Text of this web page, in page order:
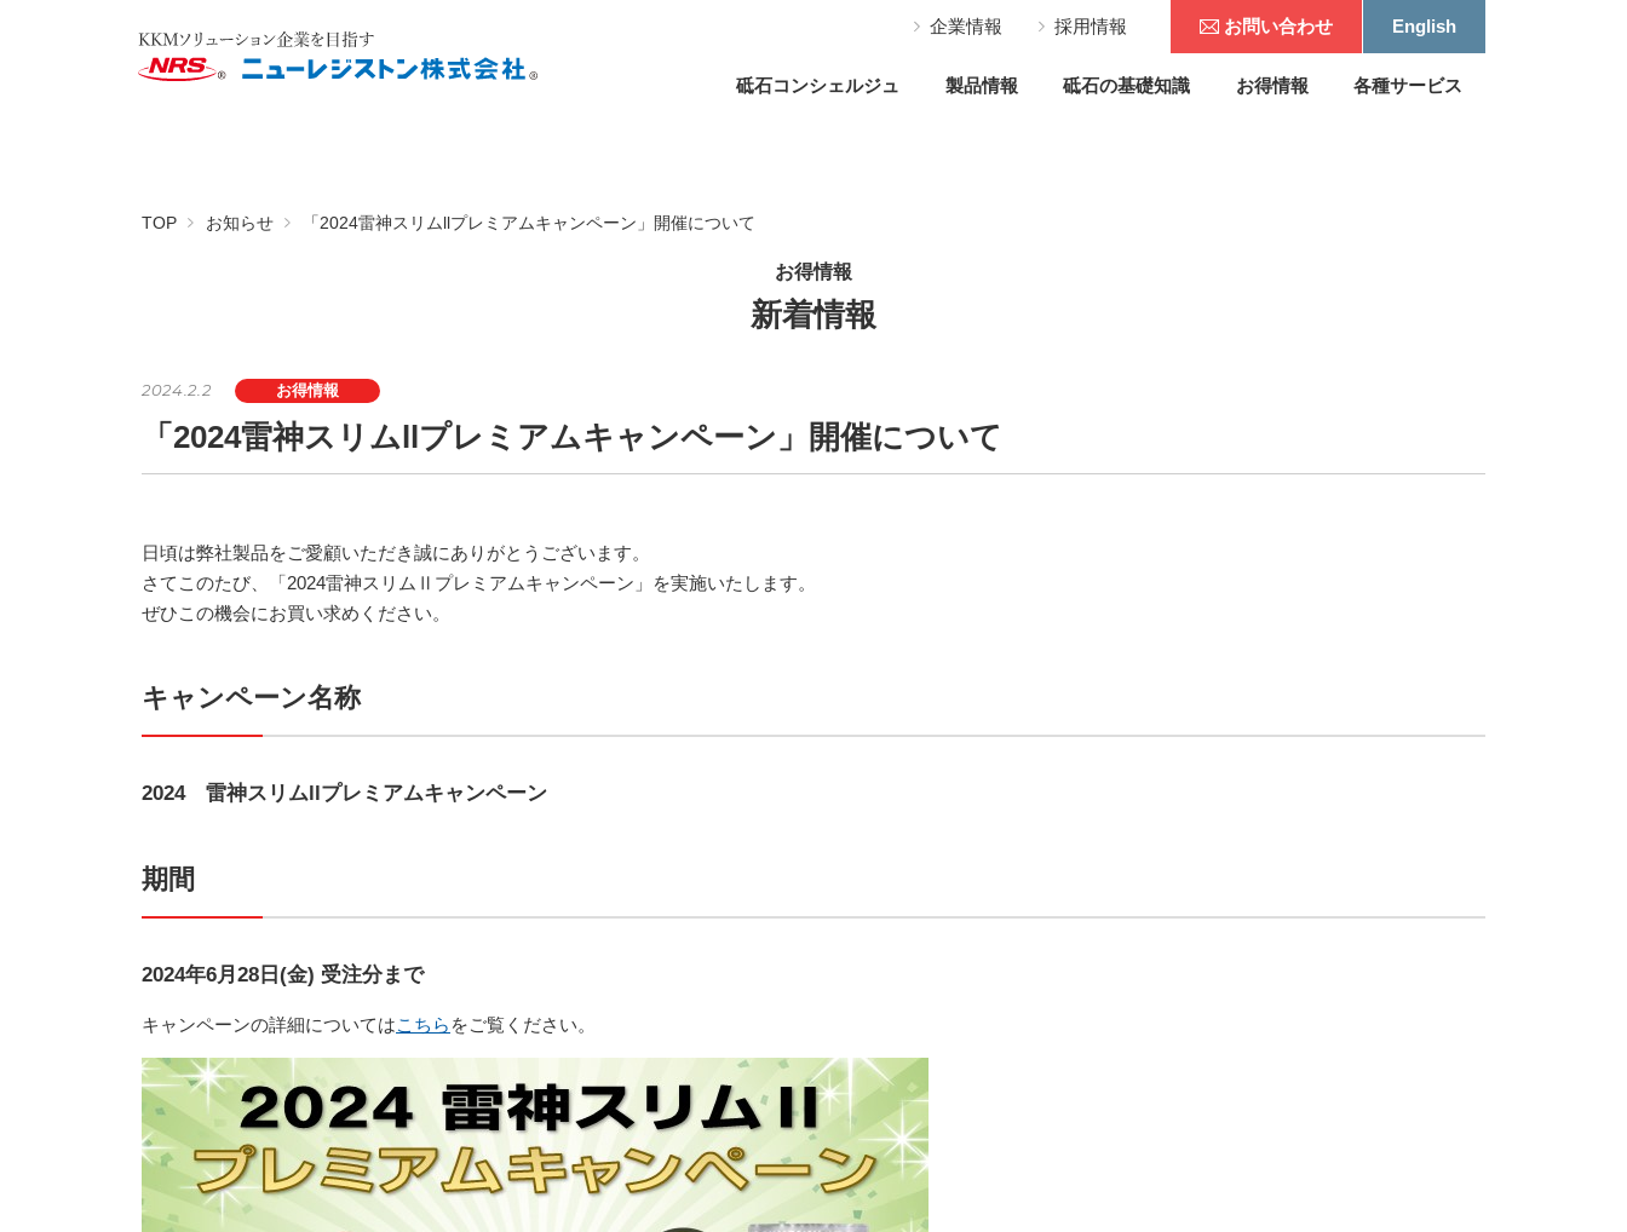
企業情報 採用情報 お問い合わせ English
砥石コンシェルジュ 製品情報 砥石の基礎知識 お得情報 各種サービス
TOP お知らせ 「2024雷神スリムllプレミアムキャンペーン」開催について
お得情報
新着情報
2024.2.2 お得情報
「2024雷神スリムllプレミアムキャンペーン」開催について
日頃は弊社製品をご愛顧いただき誠にありがとうございます。
さてこのたび、「2024雷神スリムⅡプレミアムキャンペーン」を実施いたします。
ぜひこの機会にお買い求めください。
キャンペーン名称
2024 雷神スリムllプレミアムキャンペーン
期間
2024年6月28日(金) 受注分まで
キャンペーンの詳細についてはこちら をご覧ください。